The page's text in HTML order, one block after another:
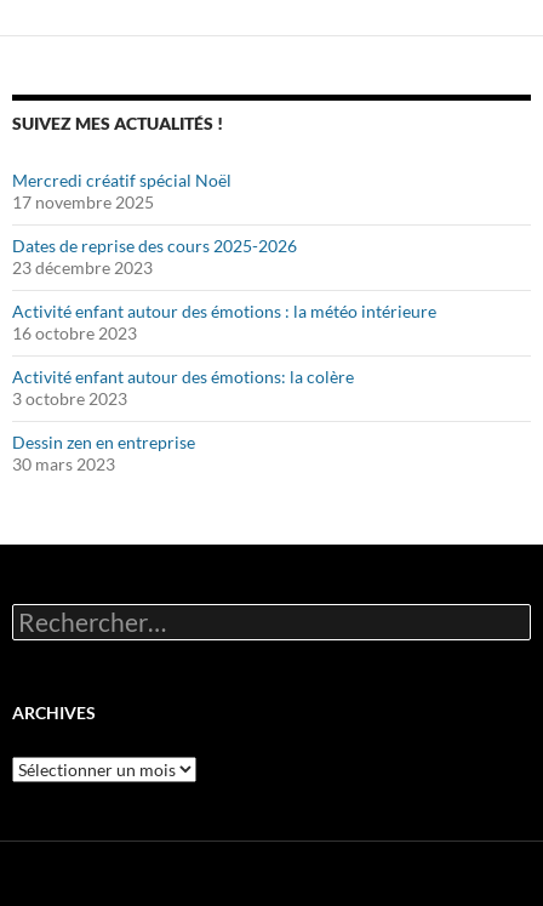
SUIVEZ MES ACTUALITÉS !
Mercredi créatif spécial Noël
17 novembre 2025
Dates de reprise des cours 2025-2026
23 décembre 2023
Activité enfant autour des émotions : la météo intérieure
16 octobre 2023
Activité enfant autour des émotions: la colère
3 octobre 2023
Dessin zen en entreprise
30 mars 2023
Rechercher :
ARCHIVES
Archives